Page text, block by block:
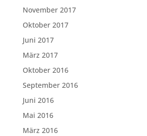
November 2017
Oktober 2017
Juni 2017
März 2017
Oktober 2016
September 2016
Juni 2016
Mai 2016
März 2016